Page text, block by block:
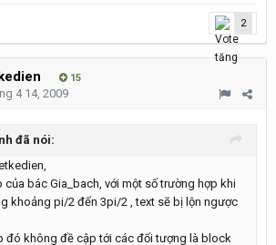
2
15
4 14, 2009
đã nói:
của bác Gia_bach, với một số trường hợp khi
khoảng pi/2 đến 3pi/2 , text sẽ bị lộn ngược
đó không đề cập tới các đối tượng là block